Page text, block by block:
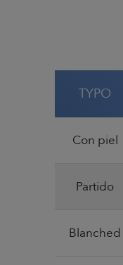
TYPO
Con piel
Partido
Blanched